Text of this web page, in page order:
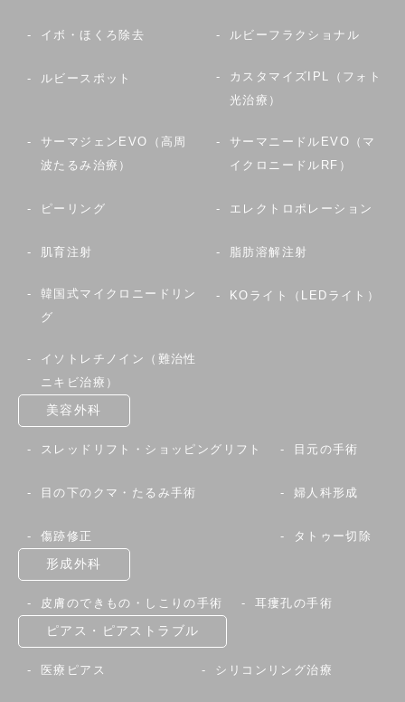
イボ・ほくろ除去 ルビーフラクショナル
ルビースポット
カスタマイズIPL（フォト
光治療）
サーマジェンEVO（高周
波たるみ治療）
サーマニードルEVO（マ
イクロニードルRF）
ピーリング エレクトロポレーション
肌育注射 脂肪溶解注射
韓国式マイクロニードリン
グ
KOライト（LEDライト）
イソトレチノイン（難治性
ニキビ治療）
美容外科
スレッドリフト・ショッピングリフト 目元の手術
目の下のクマ・たるみ手術 婦人科形成
傷跡修正 タトゥー切除
形成外科
皮膚のできもの・しこりの手術 耳瘻孔の手術
ピアス・ピアストラブル
医療ピアス シリコンリング治療